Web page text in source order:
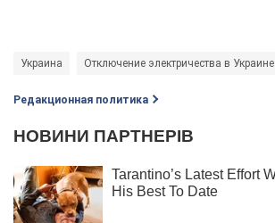
Украина Отключение электричества в Украине
Редакционная политика